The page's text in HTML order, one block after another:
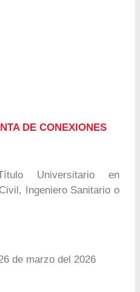
DE CONEXIONES
Universitario en
Ingeniero Sanitario o
de marzo del 2026